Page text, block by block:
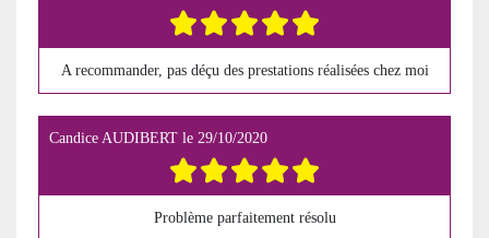
A recommander, pas déçu des prestations réalisées chez moi
Candice AUDIBERT le 29/10/2020
Problème parfaitement résolu